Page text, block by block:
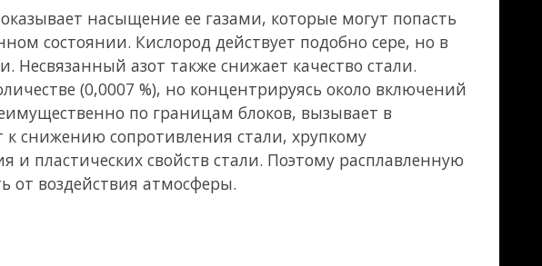
Однако пластичность ее
механических свойств
т. е. нагрев до температуры,
при этой температуре в течении
(механическое старение);
и скорости диффузии